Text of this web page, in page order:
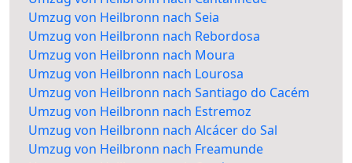
Umzug von Heilbronn nach Seia
Umzug von Heilbronn nach Rebordosa
Umzug von Heilbronn nach Moura
Umzug von Heilbronn nach Lourosa
Umzug von Heilbronn nach Santiago do Cacém
Umzug von Heilbronn nach Estremoz
Umzug von Heilbronn nach Alcácer do Sal
Umzug von Heilbronn nach Freamunde